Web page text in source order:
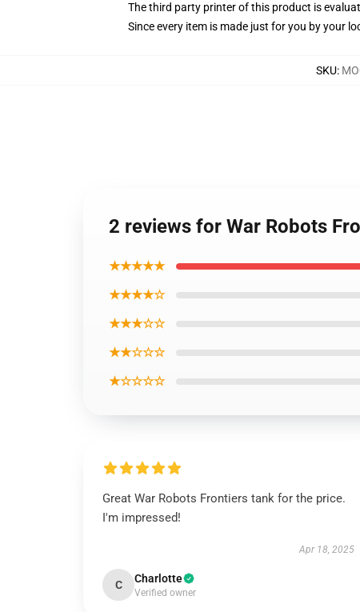
The third party printer of this product is
Since every item is made just for you by your
SKU:
2 reviews for War Robots
★★★★★
★★★★☆
★★★☆☆
★★☆☆☆
★☆☆☆☆
Great War Robots Frontiers tank for the price.
I'm impressed!
Apr 18, 2025
C Charlotte
Verified owner